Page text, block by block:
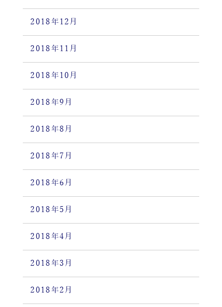
2018年12月
2018年11月
2018年10月
2018年9月
2018年8月
2018年7月
2018年6月
2018年5月
2018年4月
2018年3月
2018年2月